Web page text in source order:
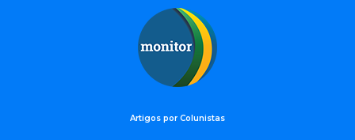
Artigos por Colunistas